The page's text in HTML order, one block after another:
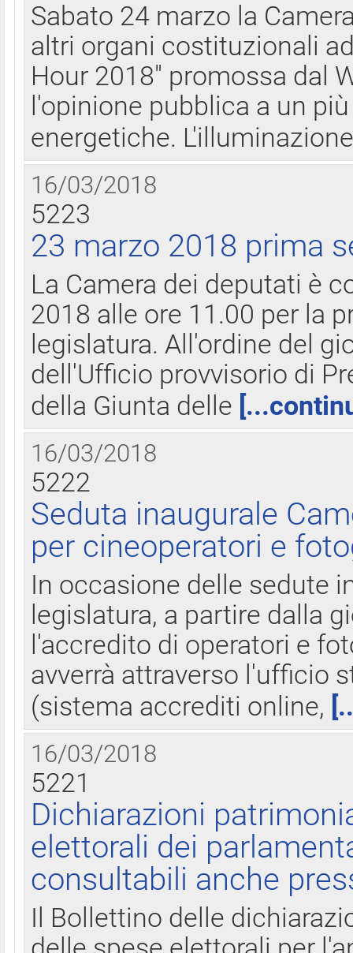
Sabato 24 marzo la
altri organi costituzionali
Hour 2018" promossa dal
l'opinione pubblica a un
energetiche.
16/03/2018
5223
23 marzo 2018 prima
La Camera dei deputati è
2018 alle ore 11.00 per la
legislatura. All'ordine del
dell'Ufficio provvisorio di
della Giunta delle
16/03/2018
5222
Seduta inaugurale
per cineoperatori e
In occasione delle sedute
legislatura, a partire dalla
l'accredito di operatori e
avverrà attraverso l'ufficio
(sistema accrediti online,
16/03/2018
5221
Dichiarazioni
elettorali dei
consultabili anche
Il Bollettino delle